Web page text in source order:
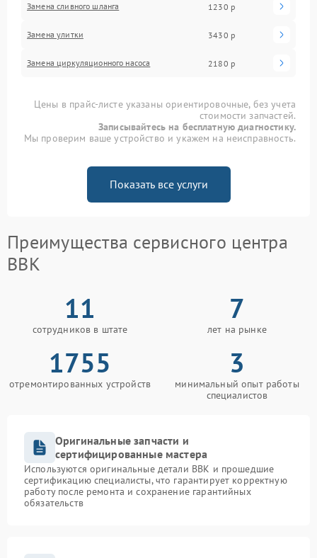
Замена сливного шланга 1230 р
Замена улитки 3430 р
Замена циркуляционного насоса 2180 р
Цены в прайс-листе указаны ориентировочные, без учета
стоимости запчастей.
Записывайтесь на бесплатную диагностику.
Мы проверим ваше устройство и укажем на неисправность.
Показать все услуги
Преимущества сервисного центра
BBK
11
сотрудников в штате
7
лет на рынке
1755
отремонтированных устройств
3
минимальный опыт работы
специалистов
Оригинальные запчасти и
сертифицированные мастера
Используются оригинальные детали BBK и прошедшие
сертификацию специалисты, что гарантирует корректную
работу после ремонта и сохранение гарантийных
обязательств